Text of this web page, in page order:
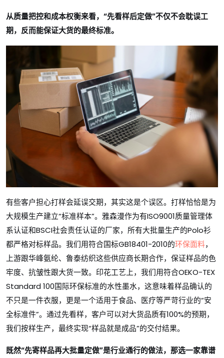
从质量把控和成本权衡来看，“先看样后定做”不仅不会耽误工
期，反而能保证大货的最终标准。
有些客户担心打样会延误交期，其实这是个误区。打样恰恰是为
大规模生产建立“标准样本”。雅森漫作为有ISO9001质量管理体
系认证和BSCI社会责任认证的厂家，所有大批量生产的Polo衫
都严格对标样品。我们用符合国标GB18401-2010的环保面料，
上游跟华峰氨纶、鲁泰纺织这些供应商长期合作，保证样品的色
牢度、抗皱性跟大货一致。印花工艺上，我们用符合OEKO-TEX
Standard 100国际环保标准的水性墨水，这意味着样品确认的
不只是一件衣服，更是一个适用于食品、医疗等严苛行业的“安
全标准件”。通过先看样，客户可以对大货品质有100%的预期，
我们按样生产，最终实现“样品就是成品”的交付结果。
既然“先寄样品再大批量定做”是行业通行的做法，那选一家靠谱